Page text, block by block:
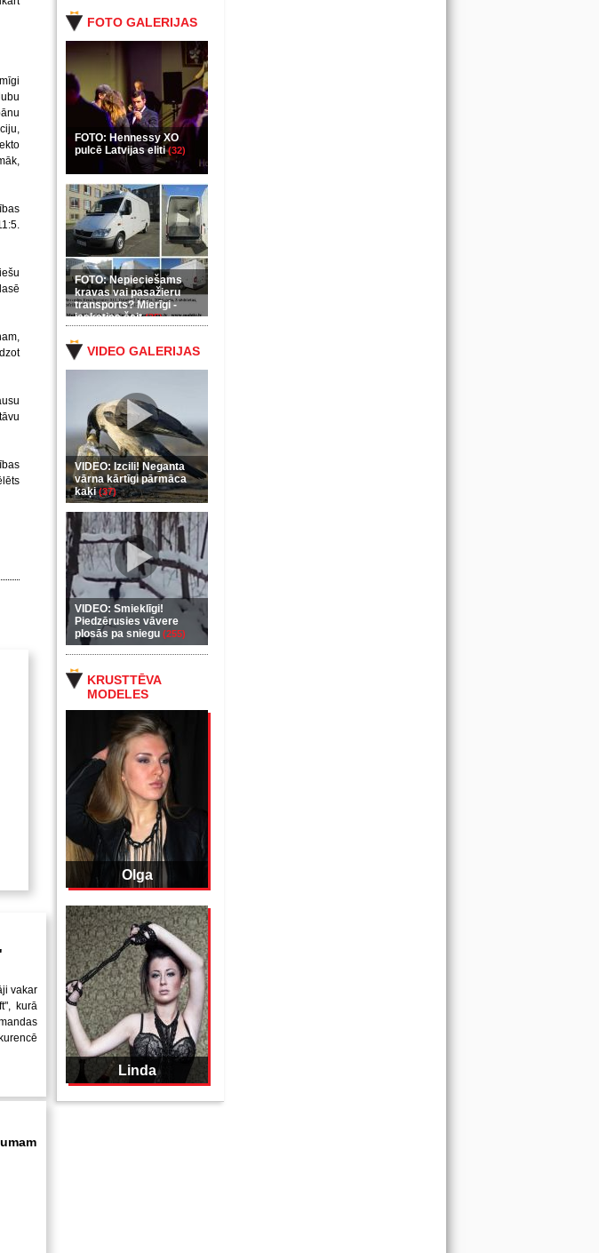
FOTO GALERIJAS
FOTO: Hennessy XO
pulcē Latvijas eliti(32)
FOTO: Nepieciešams
kravas vai pasažieru
transports? Mierīgi -
ieskaties šeit(35)
VIDEO GALERIJAS
VIDEO: Izcili! Neganta
vārna kārtīgi pārmāca
kaķi(37)
VIDEO: Smieklīgi!
Piedzērusies vāvere
plosās pa sniegu (255)
KRUSTTĒVA
MODELES
Olga
Linda
vakar
kurā